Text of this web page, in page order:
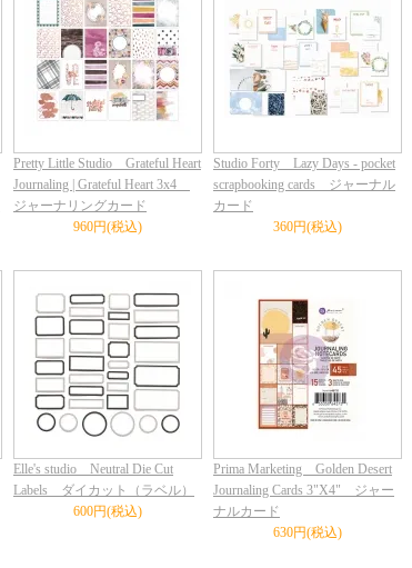
Pretty Little Studio Grateful Heart
Journaling | Grateful Heart 3x4
ジャーナリングカード
960円(税込)
Studio Forty Lazy Days - pocket
scrapbooking cards ジャーナル
カード
360円(税込)
Elle's studio Neutral Die Cut
Labels ダイカット（ラベル）
600円(税込)
Prima Marketing Golden Desert
Journaling Cards 3"X4" ジャー
ナルカード
630円(税込)